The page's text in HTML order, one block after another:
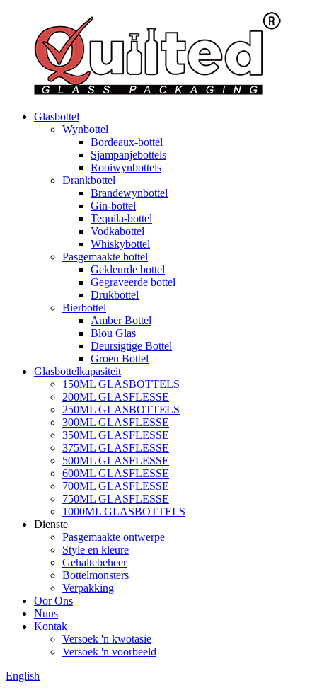
Glasbottel
Wynbottel
Bordeaux-bottel
Sjampanjebottels
Rooiwynbottels
Drankbottel
Brandewynbottel
Gin-bottel
Tequila-bottel
Vodkabottel
Whiskybottel
Pasgemaakte bottel
Gekleurde bottel
Gegraveerde bottel
Drukbottel
Bierbottel
Amber Bottel
Blou Glas
Deursigtige Bottel
Groen Bottel
Glasbottelkapasiteit
150ML GLASBOTTELS
200ML GLASFLESSE
250ML GLASBOTTELS
300ML GLASFLESSE
350ML GLASFLESSE
375ML GLASFLESSE
500ML GLASFLESSE
600ML GLASFLESSE
700ML GLASFLESSE
750ML GLASFLESSE
1000ML GLASBOTTELS
Dienste
Pasgemaakte ontwerpe
Style en kleure
Gehaltebeheer
Bottelmonsters
Verpakking
Oor Ons
Nuus
Kontak
Versoek 'n kwotasie
Versoek 'n voorbeeld
English